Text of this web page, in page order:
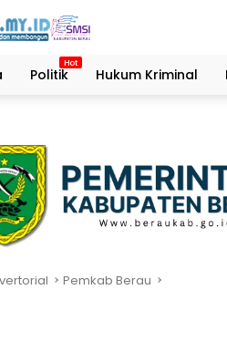
Politik Hukum Kriminal
Pemkab Berau